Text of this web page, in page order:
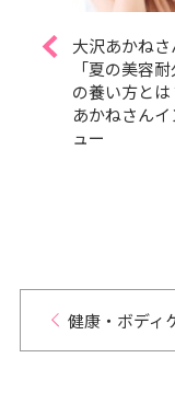
大沢あかね
「夏の美容耐
の養い方とは
あかねさん
ュー
健康・ボディ